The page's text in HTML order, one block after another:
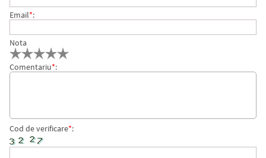
Email*:
Nota
Comentariu*:
Cod de verificare*: